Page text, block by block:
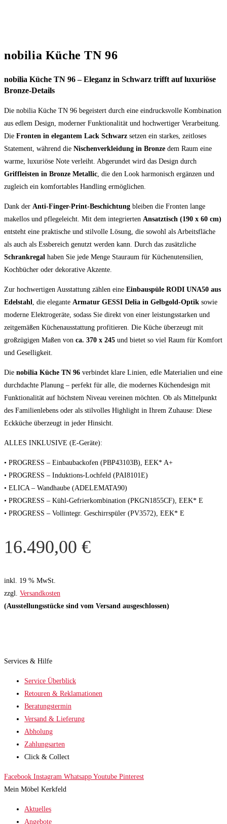
nobilia Küche TN 96
nobilia Küche TN 96 – Eleganz in Schwarz trifft auf luxuriöse
Bronze-Details
Die nobilia Küche TN 96 begeistert durch eine eindrucksvolle Kombination
aus edlem Design, moderner Funktionalität und hochwertiger Verarbeitung.
Die Fronten in elegantem Lack Schwarz setzen ein starkes, zeitloses
Statement, während die Nischenverkleidung in Bronze dem Raum eine
warme, luxuriöse Note verleiht. Abgerundet wird das Design durch
Griffleisten in Bronze Metallic, die den Look harmonisch ergänzen und
zugleich ein komfortables Handling ermöglichen.
Dank der Anti-Finger-Print-Beschichtung bleiben die Fronten lange
makellos und pflegeleicht. Mit dem integrierten Ansatztisch (190 x 60 cm)
entsteht eine praktische und stilvolle Lösung, die sowohl als Arbeitsfläche
als auch als Essbereich genutzt werden kann. Durch das zusätzliche
Schrankregal haben Sie jede Menge Stauraum für Küchenutensilien,
Kochbücher oder dekorative Akzente.
Zur hochwertigen Ausstattung zählen eine Einbauspüle RODI UNA50 aus
Edelstahl, die elegante Armatur GESSI Delia in Gelbgold-Optik sowie
moderne Elektrogeräte, sodass Sie direkt von einer leistungsstarken und
zeitgemäßen Küchenausstattung profitieren. Die Küche überzeugt mit
großzügigen Maßen von ca. 370 x 245 und bietet so viel Raum für Komfort
und Geselligkeit.
Die nobilia Küche TN 96 verbindet klare Linien, edle Materialien und eine
durchdachte Planung – perfekt für alle, die modernes Küchendesign mit
Funktionalität auf höchstem Niveau vereinen möchten. Ob als Mittelpunkt
des Familienlebens oder als stilvolles Highlight in Ihrem Zuhause: Diese
Eckküche überzeugt in jeder Hinsicht.
ALLES INKLUSIVE (E-Geräte):
• PROGRESS – Einbaubackofen (PBP43103B), EEK* A+
• PROGRESS – Induktions-Lochfeld (PAI8101E)
• ELICA – Wandhaube (ADELEMATA90)
• PROGRESS – Kühl-Gefrierkombination (PKGN1855CF), EEK* E
• PROGRESS – Vollintegr. Geschirrspüler (PV3572), EEK* E
16.490,00 €
inkl. 19 % MwSt.
zzgl. Versandkosten
(Ausstellungsstücke sind vom Versand ausgeschlossen)
Services & Hilfe
Service Überblick
Retouren & Reklamationen
Beratungstermin
Versand & Lieferung
Abholung
Zahlungsarten
Click & Collect
Facebook Instagram Whatsapp Youtube Pinterest
Mein Möbel Kerkfeld
Aktuelles
Angebote